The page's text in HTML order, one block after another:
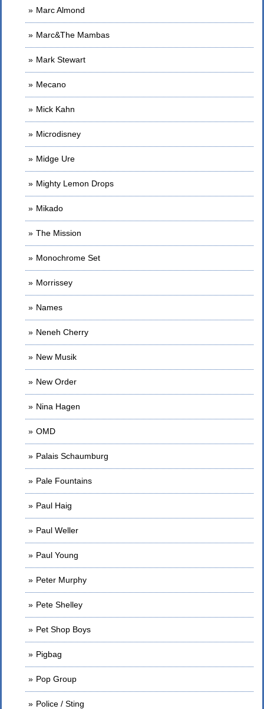
Marc Almond
Marc&The Mambas
Mark Stewart
Mecano
Mick Kahn
Microdisney
Midge Ure
Mighty Lemon Drops
Mikado
The Mission
Monochrome Set
Morrissey
Names
Neneh Cherry
New Musik
New Order
Nina Hagen
OMD
Palais Schaumburg
Pale Fountains
Paul Haig
Paul Weller
Paul Young
Peter Murphy
Pete Shelley
Pet Shop Boys
Pigbag
Pop Group
Police / Sting